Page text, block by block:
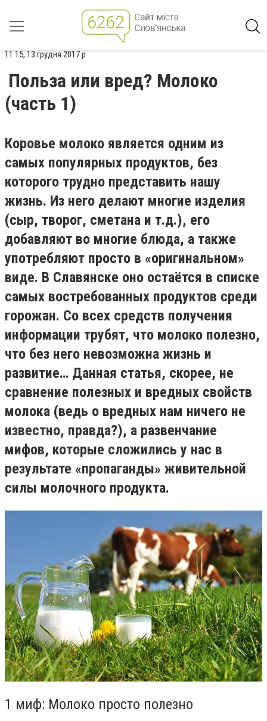
11:15, 13 грудня 2017 р.
Польза или вред? Молоко
(часть 1)
Коровье молоко является одним из
самых популярных продуктов, без
которого трудно представить нашу
жизнь. Из него делают многие изделия
(сыр, творог, сметана и т.д.), его
добавляют во многие блюда, а также
употребляют просто в «оригинальном»
виде. В Славянске оно остаётся в списке
самых востребованных продуктов среди
горожан. Со всех средств получения
информации трубят, что молоко полезно,
что без него невозможна жизнь и
развитие… Данная статья, скорее, не
сравнение полезных и вредных свойств
молока (ведь о вредных нам ничего не
известно, правда?), а развенчание
мифов, которые сложились у нас в
результате «пропаганды» живительной
силы молочного продукта.
1 миф: Молоко просто полезно